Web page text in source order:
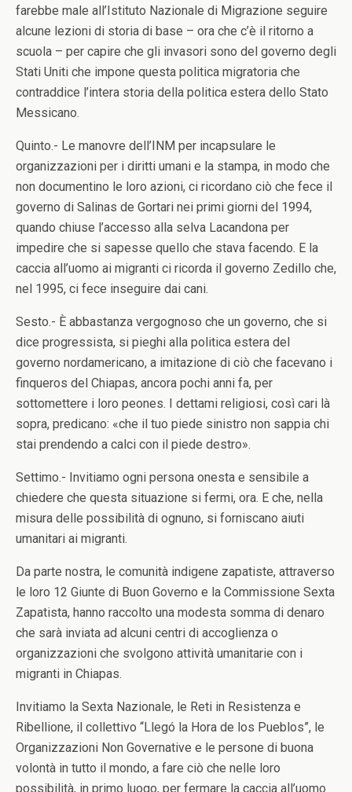
farebbe male all’Istituto Nazionale di Migrazione seguire
alcune lezioni di storia di base – ora che c’è il ritorno a
scuola – per capire che gli invasori sono del governo degli
Stati Uniti che impone questa politica migratoria che
contraddice l’intera storia della politica estera dello Stato
Messicano.
Quinto.- Le manovre dell’INM per incapsulare le
organizzazioni per i diritti umani e la stampa, in modo che
non documentino le loro azioni, ci ricordano ciò che fece il
governo di Salinas de Gortari nei primi giorni del 1994,
quando chiuse l’accesso alla selva Lacandona per
impedire che si sapesse quello che stava facendo. E la
caccia all’uomo ai migranti ci ricorda il governo Zedillo che,
nel 1995, ci fece inseguire dai cani.
Sesto.- È abbastanza vergognoso che un governo, che si
dice progressista, si pieghi alla politica estera del
governo nordamericano, a imitazione di ciò che facevano i
finqueros del Chiapas, ancora pochi anni fa, per
sottomettere i loro peones. I dettami religiosi, così cari là
sopra, predicano: «che il tuo piede sinistro non sappia chi
stai prendendo a calci con il piede destro».
Settimo.- Invitiamo ogni persona onesta e sensibile a
chiedere che questa situazione si fermi, ora. E che, nella
misura delle possibilità di ognuno, si forniscano aiuti
umanitari ai migranti.
Da parte nostra, le comunità indigene zapatiste, attraverso
le loro 12 Giunte di Buon Governo e la Commissione Sexta
Zapatista, hanno raccolto una modesta somma di denaro
che sarà inviata ad alcuni centri di accoglienza o
organizzazioni che svolgono attività umanitarie con i
migranti in Chiapas.
Invitiamo la Sexta Nazionale, le Reti in Resistenza e
Ribellione, il collettivo “Llegó la Hora de los Pueblos”, le
Organizzazioni Non Governative e le persone di buona
volontà in tutto il mondo, a fare ciò che nelle loro
possibilità, in primo luogo, per fermare la caccia all’uomo